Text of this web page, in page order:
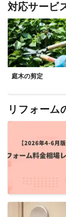
対応サービ
庭木の剪定
リフォーム